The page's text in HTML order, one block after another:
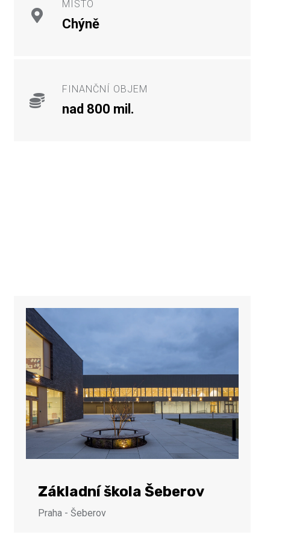
MÍSTO
Chýně
FINANČNÍ OBJEM
nad 800 mil.
Základní škola Šeberov
Praha - Šeberov